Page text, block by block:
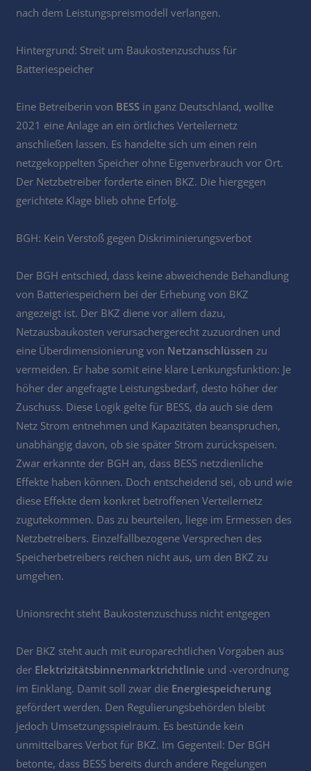
nach dem Leistungspreismodell verlangen.
Hintergrund: Streit um Baukostenzuschuss für
Batteriespeicher
Eine Betreiberin von BESS in ganz Deutschland, wollte
2021 eine Anlage an ein örtliches Verteilernetz
anschließen lassen. Es handelte sich um einen rein
netzgekoppelten Speicher ohne Eigenverbrauch vor Ort.
Der Netzbetreiber forderte einen BKZ. Die hiergegen
gerichtete Klage blieb ohne Erfolg.
BGH: Kein Verstoß gegen Diskriminierungsverbot
Der BGH entschied, dass keine abweichende Behandlung
von Batteriespeichern bei der Erhebung von BKZ
angezeigt ist. Der BKZ diene vor allem dazu,
Netzausbaukosten verursachergerecht zuzuordnen und
eine Überdimensionierung von Netzanschlüssen zu
vermeiden. Er habe somit eine klare Lenkungsfunktion: Je
höher der angefragte Leistungsbedarf, desto höher der
Zuschuss. Diese Logik gelte für BESS, da auch sie dem
Netz Strom entnehmen und Kapazitäten beanspruchen,
unabhängig davon, ob sie später Strom zurückspeisen.
Zwar erkannte der BGH an, dass BESS netzdienliche
Effekte haben können. Doch entscheidend sei, ob und wie
diese Effekte dem konkret betroffenen Verteilernetz
zugutekommen. Das zu beurteilen, liege im Ermessen des
Netzbetreibers. Einzelfallbezogene Versprechen des
Speicherbetreibers reichen nicht aus, um den BKZ zu
umgehen.
Unionsrecht steht Baukostenzuschuss nicht entgegen
Der BKZ steht auch mit europarechtlichen Vorgaben aus
der Elektrizitätsbinnenmarktrichtlinie und -verordnung
im Einklang. Damit soll zwar die Energiespeicherung
gefördert werden. Den Regulierungsbehörden bleibt
jedoch Umsetzungsspielraum. Es bestünde kein
unmittelbares Verbot für BKZ. Im Gegenteil: Der BGH
betonte, dass BESS bereits durch andere Regelungen